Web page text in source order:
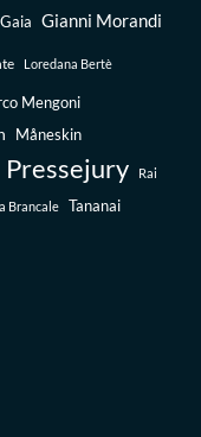
Gaia Gianni Morandi
Loredana Bertè
Mengoni
Måneskin
Pressejury Rai
Brancale Tananai